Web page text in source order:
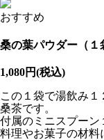
おすすめ
桑の葉パウダー（１
1,080円(税込)
この１袋で湯飲み
桑茶です。
付属のミニスプーン
料理やお菓子の材料